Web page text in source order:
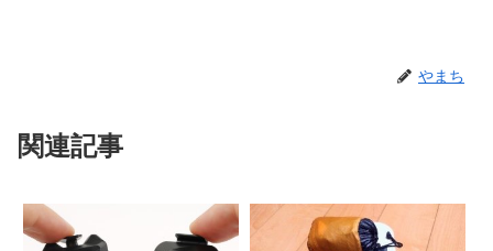
やまち
関連記事